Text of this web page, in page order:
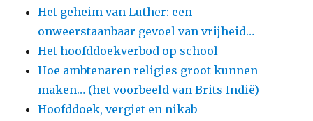
Het geheim van Luther: een
onweerstaanbaar gevoel van vrijheid…
Het hoofddoekverbod op school
Hoe ambtenaren religies groot kunnen
maken… (het voorbeeld van Brits Indië)
Hoofddoek, vergiet en nikab